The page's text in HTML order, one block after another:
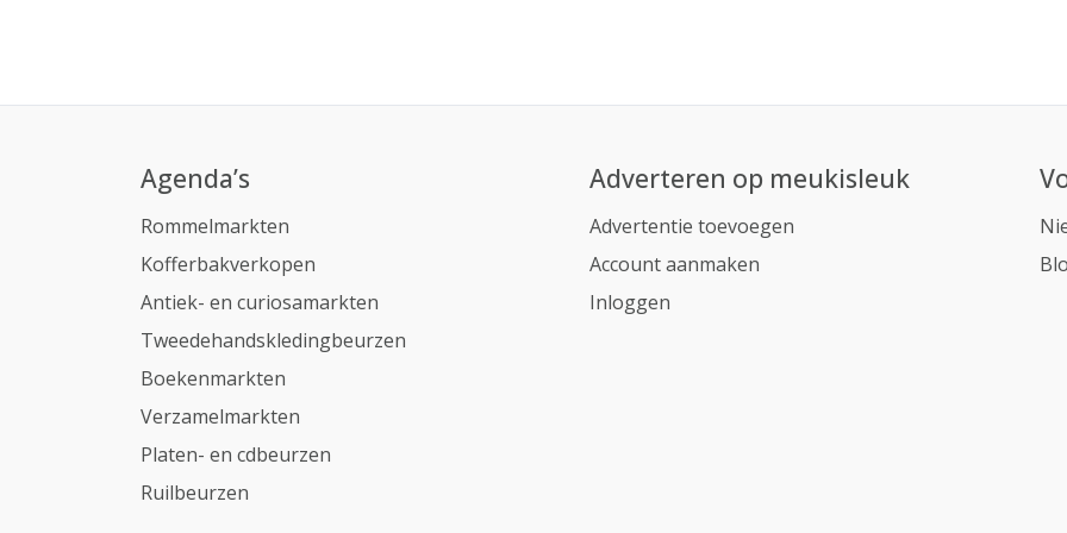
Agenda’s
Rommelmarkten
Kofferbakverkopen
Antiek- en curiosamarkten
Tweedehandskledingbeurzen
Boekenmarkten
Verzamelmarkten
Platen- en cdbeurzen
Ruilbeurzen
Adverteren op meukisleuk
Advertentie toevoegen
Account aanmaken
Inloggen